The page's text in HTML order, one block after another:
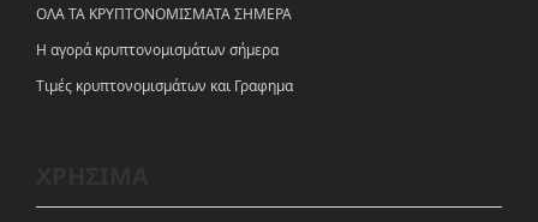
ΟΛΑ ΤΑ ΚΡΥΠΤΟΝΟΜΙΣΜΑΤΑ ΣΗΜΕΡΑ
Η αγορά κρυπτονομισμάτων σήμερα
Tιμές κρυπτονομισμάτων και Γραφημα